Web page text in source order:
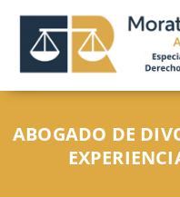
ABOGADO DE